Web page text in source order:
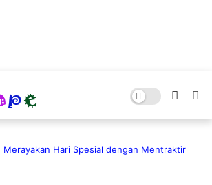
Merayakan Hari Spesial dengan Mentraktir